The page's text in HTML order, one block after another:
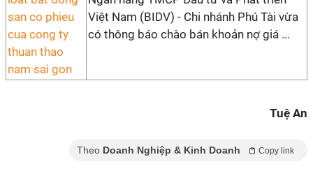
Việt Nam (BIDV) - Chi nhánh Phú Tài vừa
có thông báo chào bán khoản nợ giá ...
Tuệ An
Theo Doanh Nghiệp & Kinh Doanh Copy link